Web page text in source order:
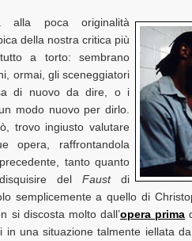
alla poca originalità
della nostra critica più
a torto: sembrano
ormai, gli sceneggiatori
di nuovo da dire, o i
modo nuovo per dirlo.
trovo ingiusto valutare
opera, raffrontandola
tanto quanto
del Faustdi
semplicemente a quello di
si discosta molto dall’opera prima
in una situazione talmente iellata